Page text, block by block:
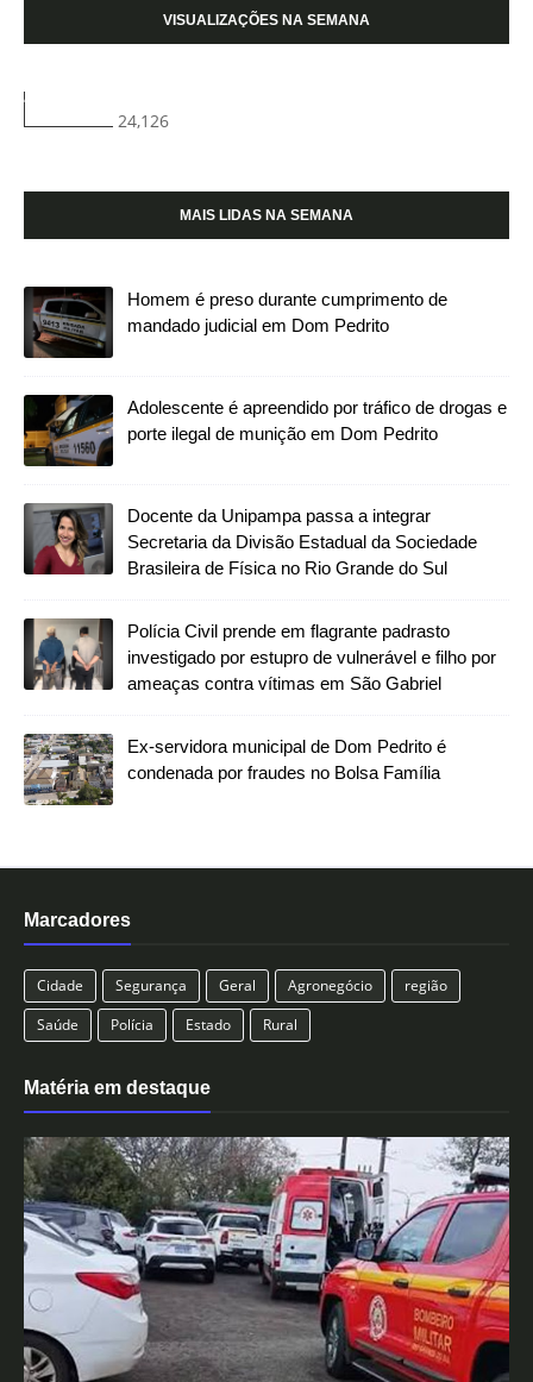
VISUALIZAÇÕES NA SEMANA
24,126
MAIS LIDAS NA SEMANA
Homem é preso durante cumprimento de
mandado judicial em Dom Pedrito
Adolescente é apreendido por tráfico de drogas e
porte ilegal de munição em Dom Pedrito
Docente da Unipampa passa a integrar
Secretaria da Divisão Estadual da Sociedade
Brasileira de Física no Rio Grande do Sul
Polícia Civil prende em flagrante padrasto
investigado por estupro de vulnerável e filho por
ameaças contra vítimas em São Gabriel
Ex-servidora municipal de Dom Pedrito é
condenada por fraudes no Bolsa Família
Marcadores
Cidade Segurança Geral Agronegócio
região
Saúde
Polícia Estado Rural
Matéria em destaque